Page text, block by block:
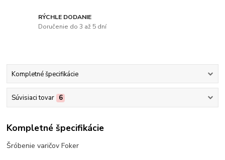
RÝCHLE DODANIE
Doručenie do 3 až 5 dní
Kompletné špecifikácie
Súvisiaci tovar 6
Kompletné špecifikácie
Šróbenie varičov Foker